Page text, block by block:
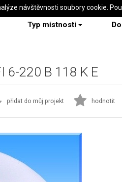
Typ místnosti
6-220 B 118 K E
přidat do můj projekt hodnotit
návštěvnosti soubory cookie.